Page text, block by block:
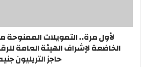
لأول مرة.. التمويلات الممنوحة
الخاضعة لإشراف الهيئة العامة
حاجز التريليون